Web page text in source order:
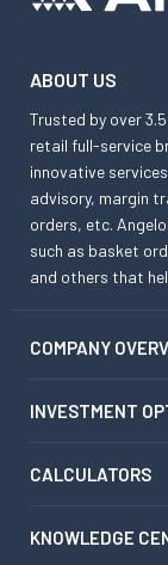
ABOUT US
Trusted by over
retail full-service
innovative
advisory, margin
orders, etc.
such as basket
and others that
COMPANY
INVESTMENT
CALCULATORS
KNOWLEDGE